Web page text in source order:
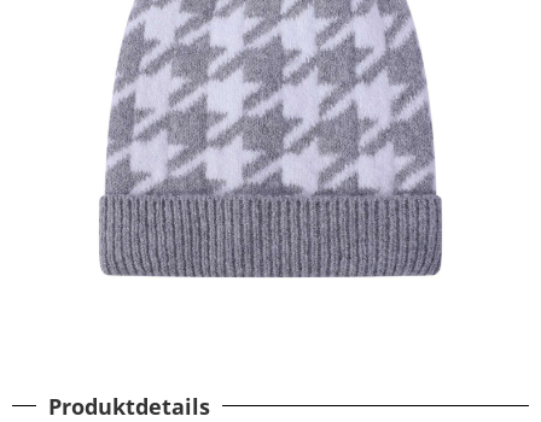
Produktdetails